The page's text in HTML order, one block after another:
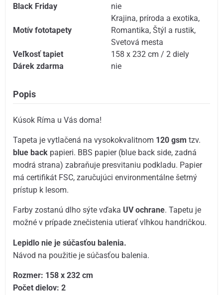
Black Friday nie
Motív fototapety
Krajina, príroda a exotika,
Romantika,Štýl a rustik,
Svetová mesta
Veľkosť tapiet
158 x 232 cm / 2 diely
Dárek zdarma
nie
Popis
Kúsok Ríma u Vás doma!
Tapeta je vytlačená na vysokokvalitnom 120 gsm tzv.
blue back papieri. BBS papier (blue back side, zadná
modrá strana) zabraňuje presvitaniu podkladu. Papier
má certifikát FSC, zaručujúci environmentálne šetrný
prístup k lesom.
Farby zostanú dlho sýte vďaka UV ochrane. Tapetu je
možné v prípade znečistenia utierať vlhkou handričkou.
Lepidlo nie je súčasťou balenia.
Návod na použitie je súčasťou balenia.
Rozmer: 158 x 232 cm
Počet dielov: 2